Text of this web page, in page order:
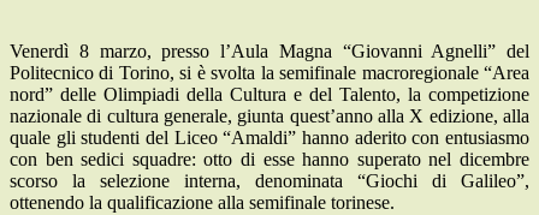
Venerdì 8 marzo, presso l’Aula Magna “Giovanni Agnelli” del
Politecnico di Torino, si è svolta la semifinale macroregionale “Area
nord” delle Olimpiadi della Cultura e del Talento, la competizione
nazionale di cultura generale, giunta quest’anno alla X edizione, alla
quale gli studenti del Liceo “Amaldi” hanno aderito con entusiasmo
con ben sedici squadre: otto di esse hanno superato nel dicembre
scorso la selezione interna, denominata “Giochi di Galileo”,
ottenendo la qualificazione alla semifinale torinese.